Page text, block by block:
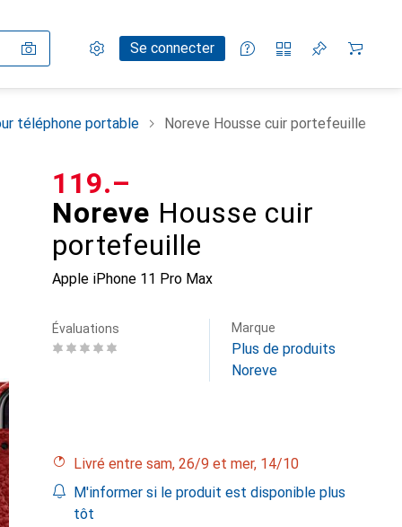
Paramètres
Compte clientSe connecter
Listes de comparaison
Listes d'envies
Panier
téléphone portable Noreve Housse cuir portefeuille
Noreve Housse cuir
portefeuille
Apple iPhone 11 Pro Max
CHF
119.–
Évaluations Marque
Plus de produits
Noreve
Livré entre sam, 26/9 et mer, 14/10
M'informer si le produit est disponible plus
tôt